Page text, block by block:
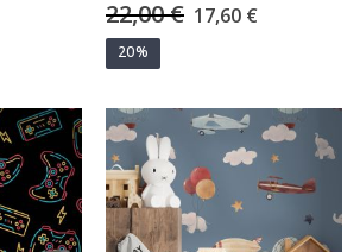
22,00 € Special
Price
17,60 €
20%